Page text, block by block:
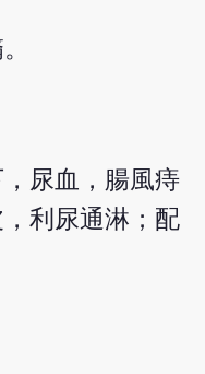
尿血，腸風痔
利尿通淋；配